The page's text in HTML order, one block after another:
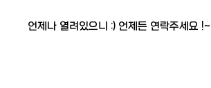
​ 언제나 열려있으니 :) 언제든 연락주세요 !~